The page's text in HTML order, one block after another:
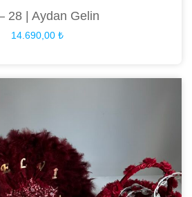
28 | Aydan Gelin
14.690,00 ₺